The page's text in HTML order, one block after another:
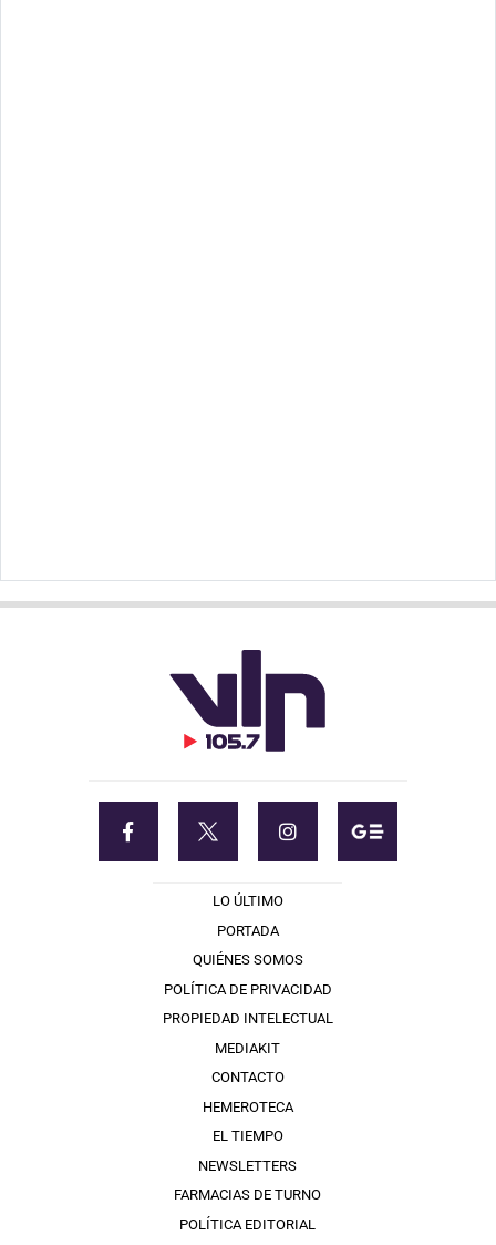
LO ÚLTIMO
PORTADA
QUIÉNES SOMOS
POLÍTICA DE PRIVACIDAD
PROPIEDAD INTELECTUAL
MEDIAKIT
CONTACTO
HEMEROTECA
EL TIEMPO
NEWSLETTERS
FARMACIAS DE TURNO
POLÍTICA EDITORIAL